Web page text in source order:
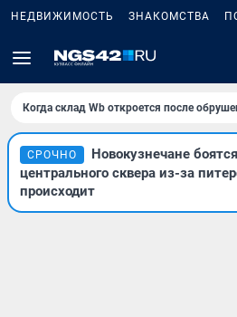
НЕДВИЖИМОСТЬ ЗНАКОМСТВА
Когда склад Wb откроется после
СРОЧНО
Новокузнечане
центрального сквера из-за
происходит